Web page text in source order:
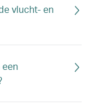
vlucht- en